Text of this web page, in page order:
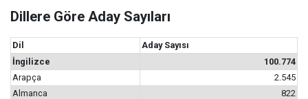
Dillere Göre Aday Sayıları
Dil
Aday Sayısı
İngilizce
100.774
Arapça
2.545
Almanca
822